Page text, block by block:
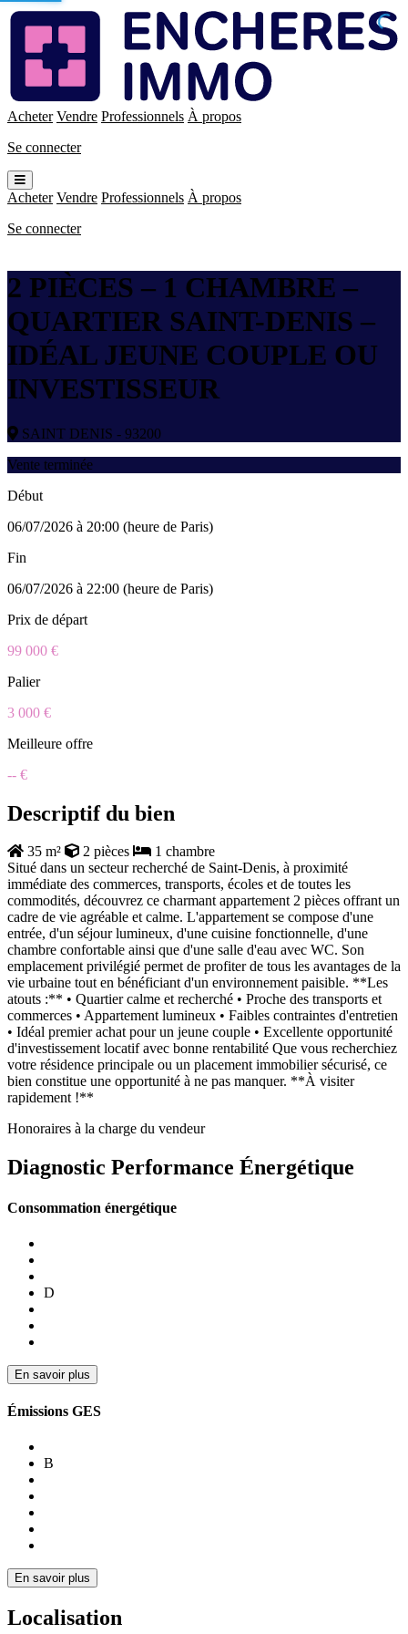
Enchères
Immo
Acheter Vendre Professionnels À propos
Se connecter
Ouvrir
le
menu
Acheter Vendre Professionnels À propos
Se connecter
2 PIÈCES – 1 CHAMBRE –
QUARTIER SAINT-DENIS –
IDÉAL JEUNE COUPLE OU
INVESTISSEUR
SAINT DENIS - 93200
Vente terminée
Début
06/07/2026 à 20:00 (heure de Paris)
Fin
06/07/2026 à 22:00 (heure de Paris)
Prix de départ
99 000 €
Palier
3 000 €
Meilleure offre
-- €
Descriptif du bien
35 m² 2 pièces
1 chambre
Situé dans un secteur recherché de Saint-Denis, à proximité
immédiate des commerces, transports, écoles et de toutes les
commodités, découvrez ce charmant appartement 2 pièces offrant un
cadre de vie agréable et calme. L'appartement se compose d'une
entrée, d'un séjour lumineux, d'une cuisine fonctionnelle, d'une
chambre confortable ainsi que d'une salle d'eau avec WC. Son
emplacement privilégié permet de profiter de tous les avantages de la
vie urbaine tout en bénéficiant d'un environnement paisible. **Les
atouts :** • Quartier calme et recherché • Proche des transports et
commerces • Appartement lumineux • Faibles contraintes d'entretien
• Idéal premier achat pour un jeune couple • Excellente opportunité
d'investissement locatif avec bonne rentabilité Que vous recherchiez
votre résidence principale ou un placement immobilier sécurisé, ce
bien constitue une opportunité à ne pas manquer. **À visiter
rapidement !**
Honoraires à la charge du vendeur
Diagnostic Performance Énergétique
Consommation énergétique
D
En savoir plus
Émissions GES
B
En savoir plus
Localisation